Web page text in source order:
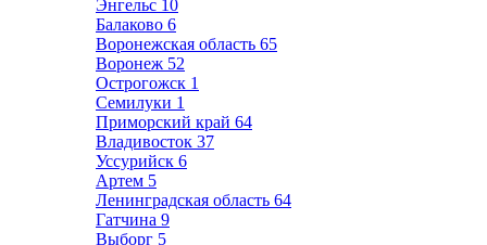
Энгельс 10
Балаково 6
Воронежская область 65
Воронеж 52
Острогожск 1
Семилуки 1
Приморский край 64
Владивосток 37
Уссурийск 6
Артем 5
Ленинградская область 64
Гатчина 9
Выборг 5